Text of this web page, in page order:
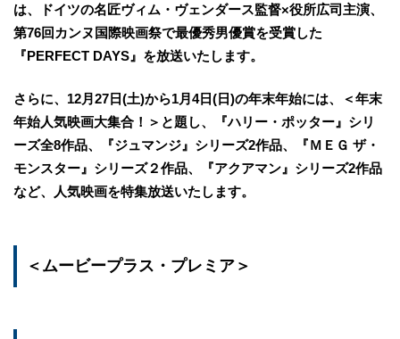
は、ドイツの名匠ヴィム・ヴェンダース監督×役所広司主演、
第76回カンヌ国際映画祭で最優秀男優賞を受賞した
『PERFECT DAYS』を放送いたします。
さらに、12月27日(土)から1月4日(日)の年末年始には、＜年末
年始人気映画大集合！＞と題し、『ハリー・ポッター』シリ
ーズ全8作品、『ジュマンジ』シリーズ2作品、『ＭＥＧ ザ・
モンスター』シリーズ２作品、『アクアマン』シリーズ2作品
など、人気映画を特集放送いたします。
＜ムービープラス・プレミア＞